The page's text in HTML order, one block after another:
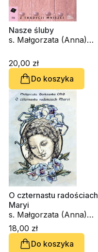
Nasze śluby
s. Małgorzata (Anna)
20,00 zł
Do koszyka
O czternastu radościach
Maryi
s. Małgorzata (Anna)
Borkowska OSB
18,00 zł
Do koszyka